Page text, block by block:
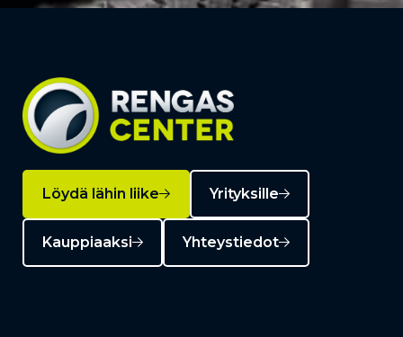
Löydä lähin liike Yrityksille
Kauppiaaksi Yhteystiedot